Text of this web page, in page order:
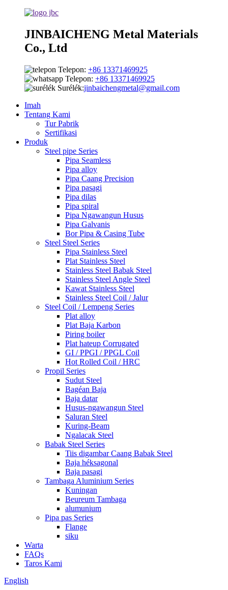
JINBAICHENG Metal Materials
Co., Ltd
Telepon: +86 13371469925
Telepon: +86 13371469925
Surélék:jinbaichengmetal@gmail.com
Imah
Tentang Kami
Tur Pabrik
Sertifikasi
Produk
Steel pipe Series
Pipa Seamless
Pipa alloy
Pipa Caang Precision
Pipa pasagi
Pipa dilas
Pipa spiral
Pipa Ngawangun Husus
Pipa Galvanis
Bor Pipa & Casing Tube
Steel Steel Series
Pipa Stainless Steel
Plat Stainless Steel
Stainless Steel Babak Steel
Stainless Steel Angle Steel
Kawat Stainless Steel
Stainless Steel Coil / Jalur
Steel Coil / Lempeng Series
Plat alloy
Plat Baja Karbon
Piring boiler
Plat hateup Corrugated
GI / PPGI / PPGL Coil
Hot Rolled Coil / HRC
Propil Series
Sudut Steel
Bagéan Baja
Baja datar
Husus-ngawangun Steel
Saluran Steel
Kuring-Beam
Ngalacak Steel
Babak Steel Series
Tiis digambar Caang Babak Steel
Baja héksagonal
Baja pasagi
Tambaga Aluminium Series
Kuningan
Beureum Tambaga
alumunium
Pipa pas Series
Flange
siku
Warta
FAQs
Taros Kami
English